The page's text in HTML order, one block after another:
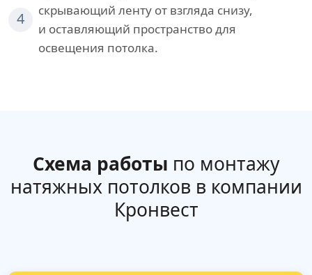
4
скрывающий ленту от взгляда снизу,
и оставляющий пространство для
освещения потолка.
Схема работы по монтажу
натяжных потолков в компании
Кронвест